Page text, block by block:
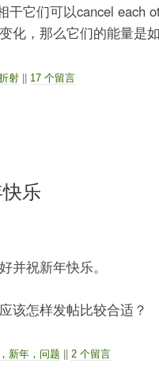
干它们可以cancel each
化，那么它们的能量是
射|| 17 个留言
乐
并祝新年快乐。
该怎样发帖比较合适？
新年，问题 2 个留言